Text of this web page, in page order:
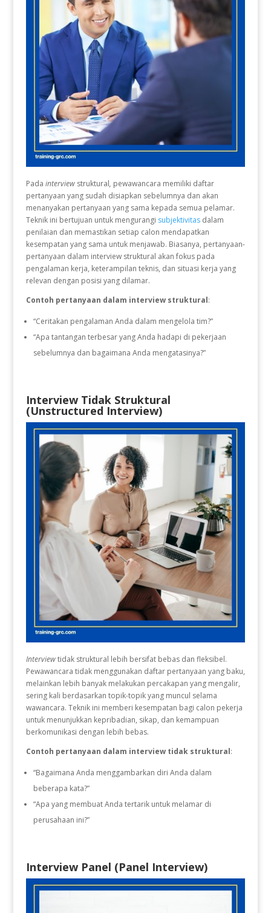
Pada interview struktural, pewawancara memiliki daftar
pertanyaan yang sudah disiapkan sebelumnya dan akan
menanyakan pertanyaan yang sama kepada semua pelamar.
Teknik ini bertujuan untuk mengurangi subjektivitasdalam
penilaian dan memastikan setiap calon mendapatkan
kesempatan yang sama untuk menjawab. Biasanya, pertanyaan-
pertanyaan dalam interview struktural akan fokus pada
pengalaman kerja, keterampilan teknis, dan situasi kerja yang
relevan dengan posisi yang dilamar.
Contoh pertanyaan dalam interview struktural:
“Ceritakan pengalaman Anda dalam mengelola tim?”
“Apa tantangan terbesar yang Anda hadapi di pekerjaan
sebelumnya dan bagaimana Anda mengatasinya?”
Interview Tidak Struktural
(Unstructured Interview)
Interviewtidak struktural lebih bersifat bebas dan fleksibel.
Pewawancara tidak menggunakan daftar pertanyaan yang baku,
melainkan lebih banyak melakukan percakapan yang mengalir,
sering kali berdasarkan topik-topik yang muncul selama
wawancara. Teknik ini memberi kesempatan bagi calon pekerja
untuk menunjukkan kepribadian, sikap, dan kemampuan
berkomunikasi dengan lebih bebas.
Contoh pertanyaan dalam interview tidak struktural:
“Bagaimana Anda menggambarkan diri Anda dalam
beberapa kata?”
“Apa yang membuat Anda tertarik untuk melamar di
perusahaan ini?”
Interview Panel (Panel Interview)